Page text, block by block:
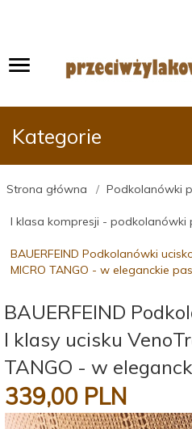
Kategorie
Strona główna Podkolanówki
I klasa kompresji - podkolanówki
BAUERFEIND Podkolanówki
MICRO TANGO - w eleganckie
BAUERFEIND
I klasy ucisku
TANGO - w
339,00 PLN